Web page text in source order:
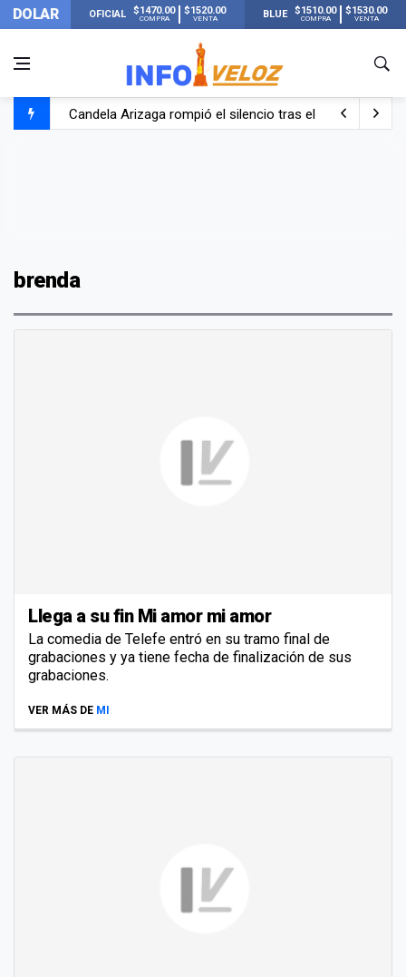
DOLAR OFICIAL $1470.00
COMPRA
$1520.00
VENTA BLUE $1510.00
COMPRA
$1530.00
VENTA
Candela Arizaga rompió el silencio tras el incidente con
brenda
Llega a su fin Mi amor mi amor
La comedia de Telefe entró en su tramo final de
grabaciones y ya tiene fecha de finalización de sus
grabaciones.
VER MÁS DE MI